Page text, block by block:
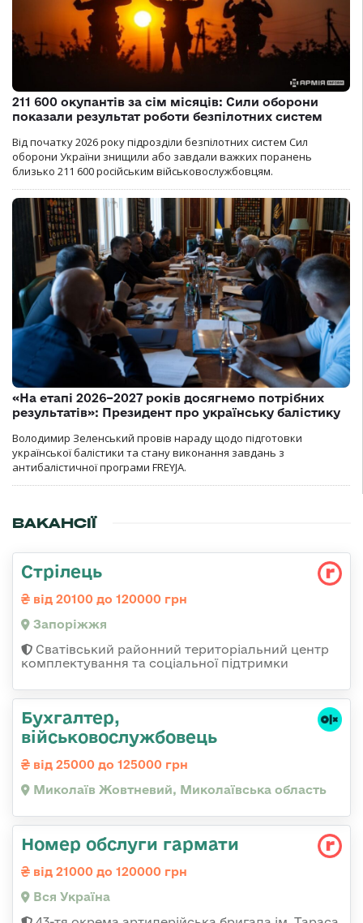
211 600 окупантів за сім місяців: Сили оборони
показали результат роботи безпілотних систем
Від початку 2026 року підрозділи безпілотних систем Сил
оборони України знищили або завдали важких поранень
близько 211 600 російським військовослужбовцям.
«На етапі 2026–2027 років досягнемо потрібних
результатів»: Президент про українську балістику
Володимир Зеленський провів нараду щодо підготовки
української балістики та стану виконання завдань з
антибалістичної програми FREYJA.
ВАКАНСІЇ
Стрілець
від 20100 до 120000 грн
Запоріжжя
Сватівський районний територіальний центр
комплектування та соціальної підтримки
Бухгалтер,
військовослужбовець
від 25000 до 125000 грн
Миколаїв Жовтневий, Миколаївська область
Номер обслуги гармати
від 21000 до 120000 грн
Вся Україна